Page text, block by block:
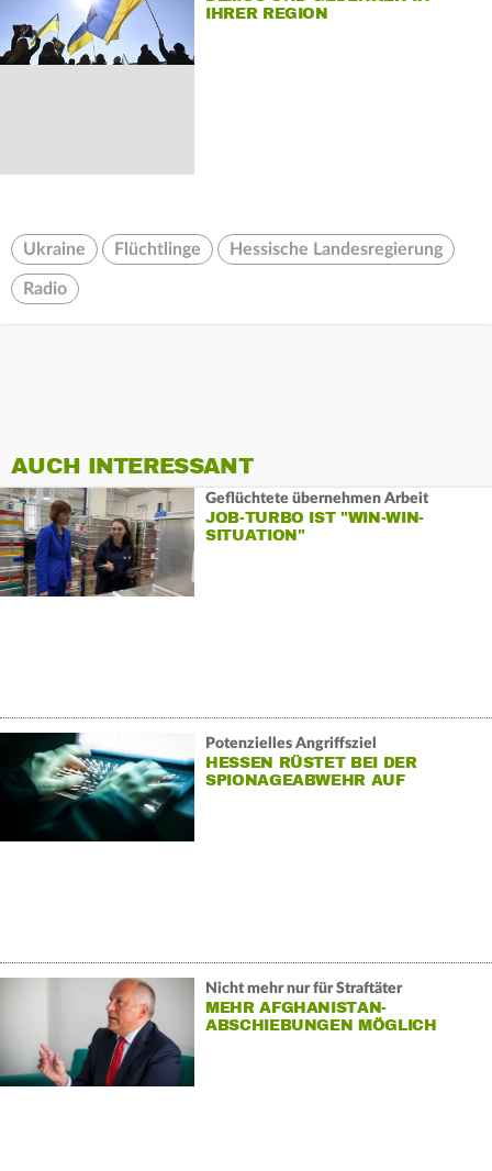
IHRER REGION
Ukraine Flüchtlinge Hessische Landesregierung
Radio
AUCH INTERESSANT
Geflüchtete übernehmen Arbeit
JOB-TURBO IST "WIN-WIN-
SITUATION"
Potenzielles Angriffsziel
HESSEN RÜSTET BEI DER
SPIONAGEABWEHR AUF
Nicht mehr nur für Straftäter
MEHR AFGHANISTAN-
ABSCHIEBUNGEN MÖGLICH